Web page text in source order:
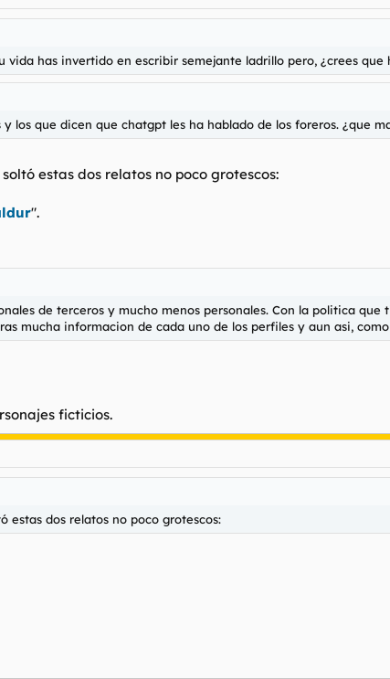
vida has invertido en escribir semejante ladrillo pero, ¿crees
los que dicen que chatgpt les ha hablado de los foreros. ¿que
estas dos relatos no poco grotescos:
".
de terceros y mucho menos personales. Con la politica
mucha informacion de cada uno de los perfiles y aun asi,
ficticios.
estas dos relatos no poco grotescos: